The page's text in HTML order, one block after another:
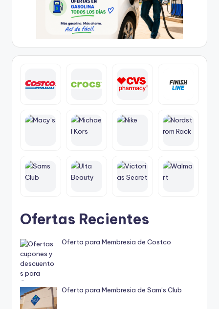
Ofertas Recientes
Oferta para Membresia de Costco
Oferta para Membresia de Sam’s Club